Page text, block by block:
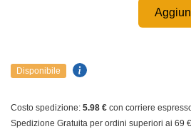
Disponibile
Costo spedizione: 5.98 € con corriere
Spedizione Gratuita per ordini superiori ai 69 €